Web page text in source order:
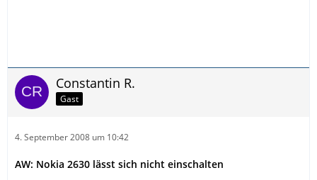
Constantin R.
Gast
4. September 2008 um 10:42
AW: Nokia 2630 lässt sich nicht einschalten